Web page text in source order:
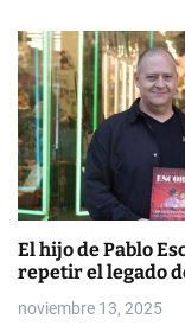
El hijo de Pablo
repetir el legado
noviembre 13, 2025